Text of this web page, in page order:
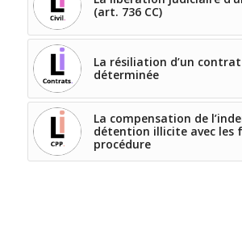
(art. 736 CC)
La résiliation d’un
déterminée
La compensation de
détention illicite avec les
procédure